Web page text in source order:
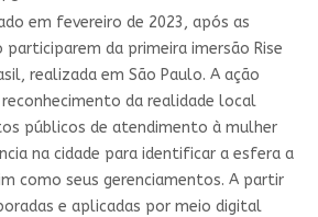
em fevereiro de 2023, após as
da primeira imersão Rise
realizada em São Paulo. A ação
da realidade local
públicos de atendimento à mulher
na cidade para identificar a esfera a
como seus gerenciamentos. A partir
e aplicadas por meio digital